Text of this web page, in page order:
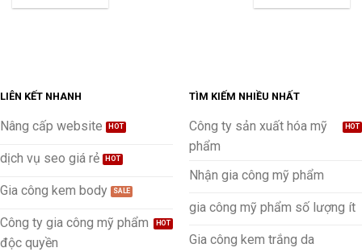
LIÊN KẾT NHANH
Nâng cấp website
dịch vụ seo giá rẻ
Gia công kem body
Công ty gia công mỹ phẩm
độc quyền
TÌM KIẾM NHIỀU NHẤT
Công ty sản xuất hóa mỹ
phẩm
Nhận gia công mỹ phẩm
gia công mỹ phẩm số lượng ít
Gia công kem trắng da